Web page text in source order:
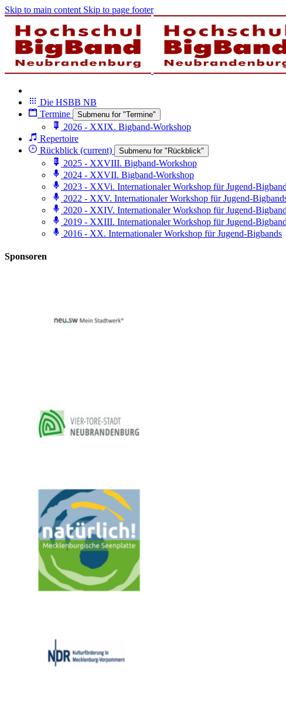
Skip to main content Skip to page footer
Die HSBB NB
Termine
Submenu for "Termine"
2026 - XXIX. Bigband-Workshop
Repertoire
Rückblick (current) Submenu for "Rückblick"
2025 - XXVIII. Bigband-Workshop
2024 - XXVII. Bigband-Workshop
2023 - XXVi. Internationaler Workshop für Jugend-
2022 - XXV. Internationaler Workshop für Jugend-
2020 - XXIV. Internationaler Workshop für Jugend-
2019 - XXIII. Internationaler Workshop für Jugend-
2016 - XX. Internationaler Workshop für Jugend-Bigbands
Sponsoren